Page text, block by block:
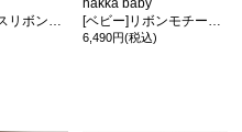
[ベビー]レースリボン付きブレードハット
hakka baby
[ベビー]リボンモチーフ付きラメニット帽
6,490円(税込)